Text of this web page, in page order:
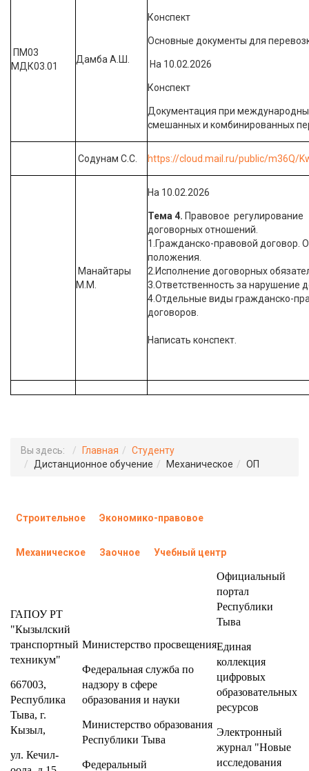
ПМ03
МДК03.01
Дамба А.Ш.
Конспект
Основные документы для
На 10.02.2026
Конспект
Документация при
смешанных и комбинированных
Содунам С.С. https://cloud.mail.ru/public/m36Q/
Манайтары
М.М.
На 10.02.2026
Тема 4. Правовое регулирование
договорных отношений.
1.Гражданско-правовой договор.
положения.
2.Исполнение договорных
3.Ответственность за нарушение
4.Отдельные виды гражданско-
договоров.
Написать конспект.
Вы здесь: Главная
Студенту
Дистанционное обучение
Механическое ОП
Строительное Экономико-правовое
Механическое Заочное Учебный центр
ГАПОУ РТ
"Кызылский
транспортный
техникум"
667003,
Республика
Тыва, г.
Кызыл,
ул. Кечил-
Министерство просвещения
Федеральная служба по
надзору в сфере
образования и науки
Министерство образования
Республики Тыва
Федеральный
Официальный
портал
Республики
Тыва
Единая
коллекция
цифровых
образовательных
ресурсов
Электронный
журнал "Новые
исследования